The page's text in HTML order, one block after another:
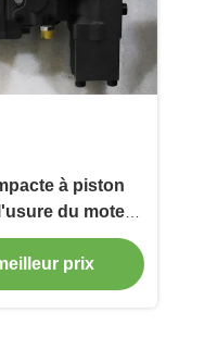
à piston
du moteur
3000 PSI
prix